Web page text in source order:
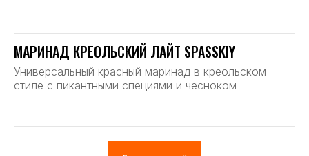
МАРИНАД КРЕОЛЬСКИЙ ЛАЙТ SPASSKIY
Универсальный красный маринад в креольском
стиле с пикантными специями и чесноком